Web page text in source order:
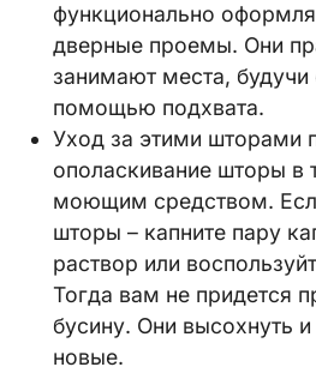
функционально
дверные проемы. Они
занимают места,
помощью подхвата.
Уход за этими шторами
ополаскивание шторы в
моющим средством.
шторы – капните пару
раствор или
Тогда вам не придется
бусину. Они высохнуть
новые.